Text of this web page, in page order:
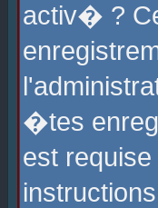
activ� ?
�tes
est